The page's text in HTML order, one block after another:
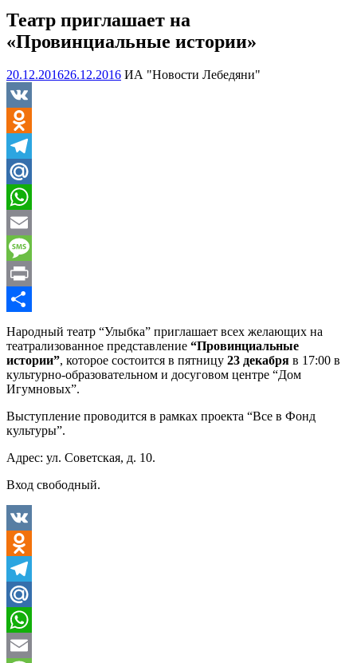
Театр приглашает на
«Провинциальные истории»
20.12.201626.12.2016 ИА "Новости Лебедяни"
VK
Odnoklassniki
Telegram
Mail.Ru
WhatsApp
Email
Message
Print
Отправить
Народный театр “Улыбка” приглашает всех желающих на
театрализованное представление “Провинциальные
истории”, которое состоится в пятницу 23 декабря в 17:00 в
культурно-образовательном и досуговом центре “Дом
Игумновых”.
Выступление проводится в рамках проекта “Все в Фонд
культуры”.
Адрес: ул. Советская, д. 10.
Вход свободный.
VK
Odnoklassniki
Telegram
Mail.Ru
WhatsApp